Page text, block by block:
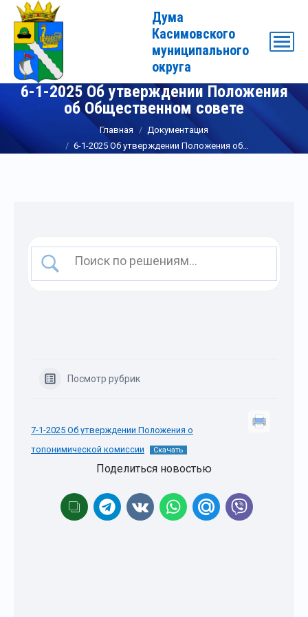
Дума
Касимовского
муниципального
округа
6-1-2025 Об утверждении Положения
об Общественном совете
Главная
Документация
6-1-2025 Об утверждении Положения об…
Посмотр рубрик
7-1-2025 Об утверждении Положения о
топонимической комиссии
Скачать
Поделиться новостью